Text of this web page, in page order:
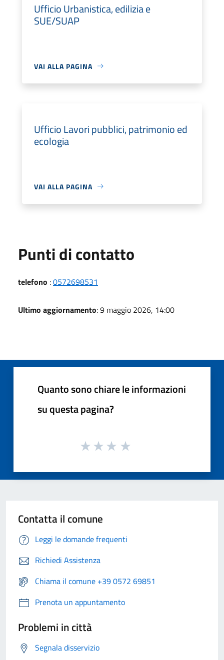
Ufficio Urbanistica, edilizia e
SUE/SUAP
VAI ALLA PAGINA
Ufficio Lavori pubblici, patrimonio ed
ecologia
VAI ALLA PAGINA
Punti di contatto
telefono :0572698531
Ultimo aggiornamento: 9 maggio 2026, 14:00
Quanto sono chiare le informazioni
su questa pagina?
Contatta il comune
Leggi le domande frequenti
Richiedi Assistenza
Chiama il comune +39 0572 69851
Prenota un appuntamento
Problemi in città
Segnala disservizio